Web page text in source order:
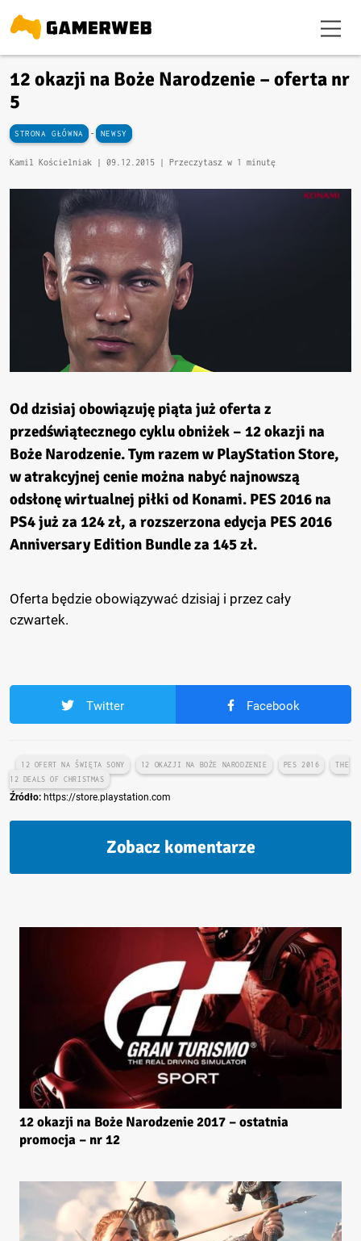
12 okazji na Boże Narodzenie – oferta nr
5
STRONA GŁÓWNA - NEWSY
Kamil Kościelniak | 09.12.2015 | Przeczytasz w 1 minutę
Od dzisiaj obowiązuję piąta już oferta z
przedświątecznego cyklu obniżek – 12 okazji na
Boże Narodzenie. Tym razem w PlayStation Store,
w atrakcyjnej cenie można nabyć najnowszą
odsłonę wirtualnej piłki od Konami. PES 2016 na
PS4 już za 124 zł, a rozszerzona edycja PES 2016
Anniversary Edition Bundle za 145 zł.
Oferta będzie obowiązywać dzisiaj i przez cały
czwartek.
Twitter Facebook
12 OFERT NA ŚWIĘTA SONY 12 OKAZJI NA BOŻE NARODZENIE PES 2016
THE
12 DEALS OF CHRISTMAS
Źródło: https://store.playstation.com
Zobacz komentarze
12 okazji na Boże Narodzenie 2017 – ostatnia
promocja – nr 12